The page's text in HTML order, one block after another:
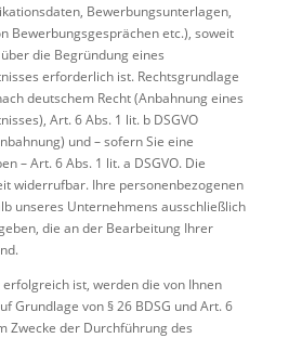
Bewerbungsunterlagen,
Bewerbungsgesprächen etc.), soweit
die Begründung eines
erforderlich ist. Rechtsgrundlage
deutschem Recht (Anbahnung eines
Art. 6 Abs. 1 lit. b DSGVO
und – sofern Sie eine
– Art. 6 Abs. 1 lit. a DSGVO. Die
widerrufbar. Ihre personenbezogenen
unseres Unternehmens ausschließlich
die an der Bearbeitung Ihrer
ist, werden die von Ihnen
Grundlage von § 26 BDSG und Art. 6
Zwecke der Durchführung des